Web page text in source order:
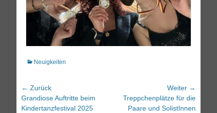
Kategorien
Neuigkeiten
Beitrags-
Navigation
← Zurück
Vorheriger
Beitrag:
Grandiose Auftritte beim
Kindertanzfestival 2025
Weiter →
Nächster
Beitrag:
Treppchenplätze für die
Paare und SolistInnen